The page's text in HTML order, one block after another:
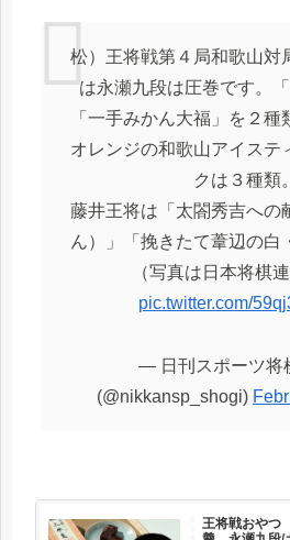
松）王将戦第４局和歌山対
は永瀬九段は圧巻です。「
「一手みかん大福」を２
オレンジの和歌山アイステ
クは３種類。
藤井王将は「太閤秀吉への
ん）」「挽きたて葦辺の白
（写真は日本将棋
pic.twitter.com/
— 日刊スポーツ将
(@nikkansp_shogi)
王将戦おやつ